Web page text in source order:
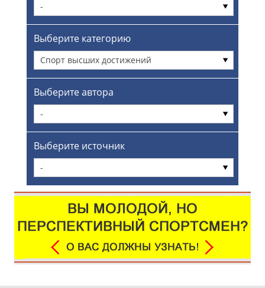
-
Выберите категорию
Спорт высших достижений
Выберите автора
-
Выберите источник
-